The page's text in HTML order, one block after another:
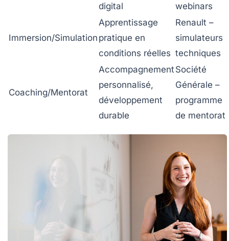
digital
webinars
Immersion/Simulation
Apprentissage
pratique en
conditions réelles
Renault –
simulateurs
techniques
Coaching/Mentorat
Accompagnement
personnalisé,
développement
durable
Société
Générale –
programme
de mentorat